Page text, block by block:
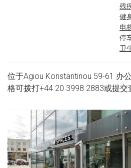
残
健
电
停
卫
位于Agiou Konstantinou 59-61 办
格可拨打+44 20 3998 2883或提交